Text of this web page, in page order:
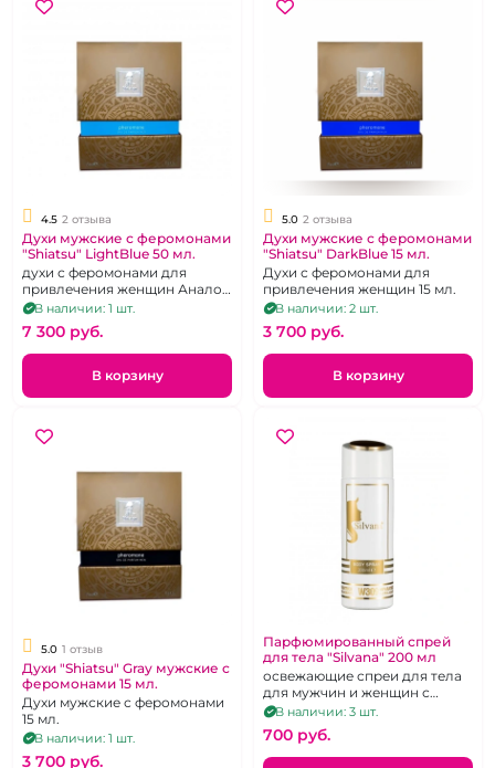
4.5 2 отзыва
Духи мужские с феромонами
"Shiatsu" LightBlue 50 мл.
духи с феромонами для
привлечения женщин Аналог
аромата Creed Silver Mountain
В наличии: 1 шт.
7 300 pуб.
В корзину
5.0 2 отзыва
Духи мужские с феромонами
"Shiatsu" DarkBlue 15 мл.
Духи с феромонами для
привлечения женщин 15 мл.
В наличии: 2 шт.
3 700 pуб.
В корзину
5.0 1 отзыв
Духи "Shiatsu" Gray мужские с
феромонами 15 мл.
Духи мужские с феромонами
15 мл.
В наличии: 1 шт.
3 700 pуб.
Парфюмированный спрей
для тела "Silvana" 200 мл
освежающие спреи для тела
для мужчин и женщин с
приятным ароматом в
ассортименте
В наличии: 3 шт.
700 pуб.